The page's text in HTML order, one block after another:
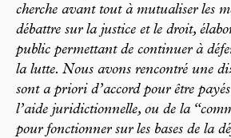
cherche avant tout à mutualiser les
débattre sur la justice et le droit,
public permettant de continuer à
la lutte. Nous avons rencontré une
sont a priori d’accord pour être
l’aide juridictionnelle, ou de la
pour fonctionner sur les bases de la